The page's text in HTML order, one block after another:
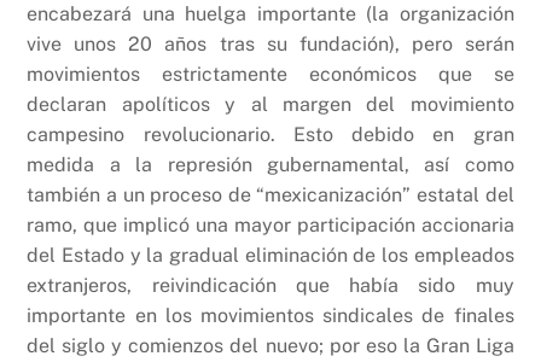
encabezará una huelga importante (la organización
vive unos 20 años tras su fundación), pero serán
movimientos estrictamente económicos que se
declaran apolíticos y al margen del movimiento
campesino revolucionario. Esto debido en gran
medida a la represión gubernamental, así como
también a un proceso de “mexicanización” estatal del
ramo, que implicó una mayor participación accionaria
del Estado y la gradual eliminación de los empleados
extranjeros, reivindicación que había sido muy
importante en los movimientos sindicales de finales
del siglo y comienzos del nuevo; por eso la Gran Liga